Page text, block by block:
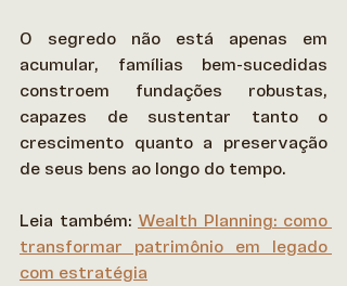
O segredo não está apenas em
acumular, famílias bem-sucedidas
constroem fundações robustas,
capazes de sustentar tanto o
crescimento quanto a preservação
de seus bens ao longo do tempo.
Leia também: Wealth Planning: como
transformar patrimônio em legado
com estratégia